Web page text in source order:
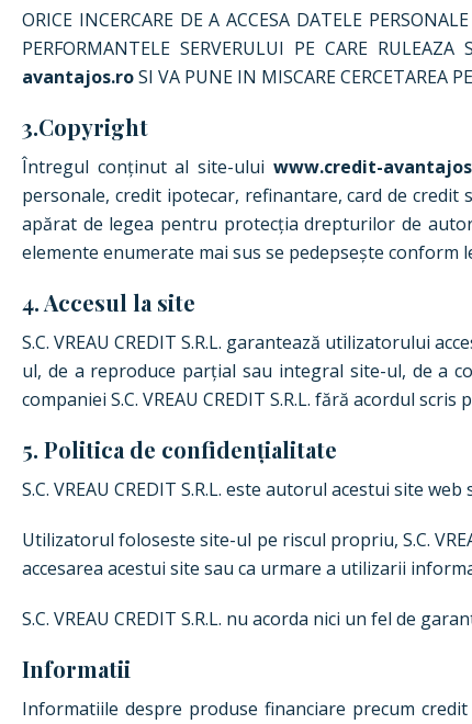
ORICE INCERCARE DE A ACCESA DATELE
PERFORMANTELE SERVERULUI PE CARE RULEAZA
avantajos.roSI VA PUNE IN MISCARE CERCETAREA
3.Copyright
Întregul conținut al site-ului www.credit-
personale, credit ipotecar, refinantare, card de credit
apărat de legea pentru protecția drepturilor de autor
elemente enumerate mai sus se pedepsește conform
4. Accesul la site
S.C. VREAU CREDIT S.R.L. garantează utilizatorului
ul, de a reproduce parțial sau integral site-ul, de a
companiei S.C. VREAU CREDIT S.R.L. fără acordul scris
5. Politica de confidențialitate
S.C. VREAU CREDIT S.R.L. este autorul acestui site
Utilizatorul foloseste site-ul pe riscul propriu, S.C.
accesarea acestui site sau ca urmare a utilizarii
S.C. VREAU CREDIT S.R.L. nu acorda nici un fel de
Informatii
Informatiile despre produse financiare precum